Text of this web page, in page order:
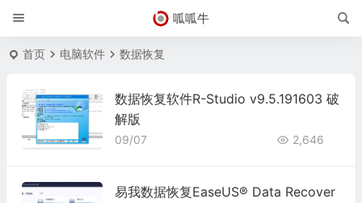
呱呱牛
首页 电脑软件 数据恢复
数据恢复软件R-Studio v9.5.191603 破
解版
09/07 2,646
易我数据恢复EaseUS® Data Recover